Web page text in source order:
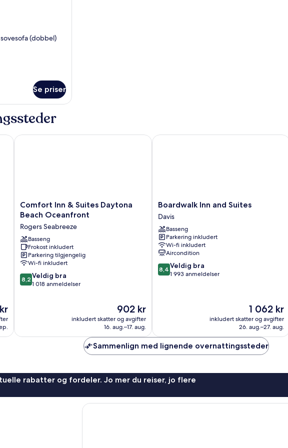
(dobbel)
Se priser
Comfort
Inn
Suites
Daytona
Beach
Oceanfront
Rogers
Seabreeze
Comfort Inn & Suites Daytona
Beach Oceanfront
Rogers Seabreeze
Basseng
Frokost inkludert
Parkering tilgjengelig
Wi-fi inkludert
8.2
av
8,2 Veldig bra
1 018 anmeldelser
Prisen
er
902 kr
902 kr
inkludert skatter og avgifter
16. aug.–17. aug.
Comfort Inn & Suites Daytona Beach Oceanfront
Boardwalk
Inn
and
Suites
Davis
Boardwalk Inn and Suites
Davis
Basseng
Parkering inkludert
Wi-fi inkludert
Aircondition
8.4
av
8,4 Veldig bra
1 993 anmeldelser
Prisen
er
1 062 kr
1 062 kr
inkludert skatter og avgifter
26. aug.–27. aug.
Boardwalk Inn and Suites
Sammenlign med lignende overnattingssteder
rabatter og fordeler. Jo mer du reiser, jo flere